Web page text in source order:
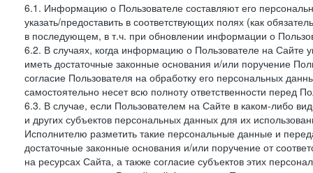
6.1. Информацию о Пользователе составляют его
указать/предоставить в соответствующих полях (как
в последующем, в т.ч. при обновлении информации о
6.2. В случаях, когда информацию о Пользователе на Сайте
иметь достаточные законные основания и/или поручение
согласие Пользователя на обработку его персональных
самостоятельно несет всю полноту ответственности перед
6.3. В случае, если Пользователем на Сайте в каком-либо
и других субъектов персональных данных для их
Исполнителю разметить такие персональные данные и
достаточные законные основания и/или поручение от
на ресурсах Сайта, а также согласие субъектов этих